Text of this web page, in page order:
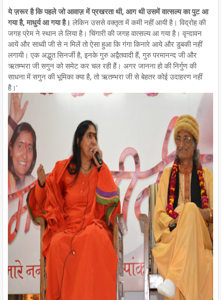
ये ज़रूर है कि पहले जो आवाज़ में प्रखरता थी, आग थी उसमें वात्सल्य का पुट आ
गया है, माधुर्य आ गया है। लेकिन उससे वक्तृता में कमी नहीं आयी है। विद्रोह की
जगह प्रेम ने स्थान ले लिया है। चिंगारी की जगह वात्सल्य आ गया है। वृन्दावन
आयें और साध्वी जी से न मिलें तो ऐसा हुआ कि गंगा किनारे आये और डुबकी नहीं
लगायी। एक अद्भुत सिनर्जी है, इनके गुरु अद्वैतवादी हैं, गुरु परमानन्द जी और
ऋतम्भरा जी सगुन को समेट कर चल रही हैं। अगर जानना हो की निर्गुण की
साधना में सगुन की भूमिका क्या है, तो ऋतम्भरा जी से बेहतर कोई उदाहरण नहीं
है।’